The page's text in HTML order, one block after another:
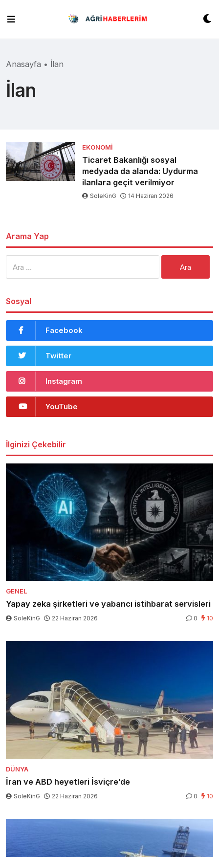
content
Anasayfa • İlan
İlan
EKONOMI
Ticaret Bakanlığı sosyal
medyada da alanda: Uydurma
ilanlara geçit verilmiyor
SoleKinG 14 Haziran 2026
Arama Yap
Sosyal
Facebook
Twitter
Instagram
YouTube
İlginizi Çekebilir
GENEL
Yapay zeka şirketleri ve yabancı istihbarat servisleri
SoleKinG 22 Haziran 2026 0 10
DÜNYA
İran ve ABD heyetleri İsviçre’de
SoleKinG 22 Haziran 2026 0 10